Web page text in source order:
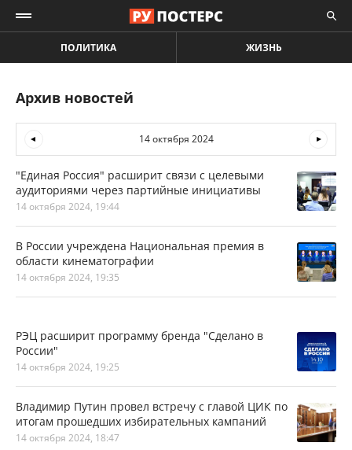
ПОЛИТИКА ЖИЗНЬ
Архив новостей
14 октября 2024
"Единая Россия" расширит связи с целевыми
аудиториями через партийные инициативы
14 октября 2024, 19:44
В России учреждена Национальная премия в
области кинематографии
14 октября 2024, 19:35
РЭЦ расширит программу бренда "Сделано в
России"
14 октября 2024, 19:25
Владимир Путин провел встречу с главой ЦИК по
итогам прошедших избирательных кампаний
14 октября 2024, 18:47